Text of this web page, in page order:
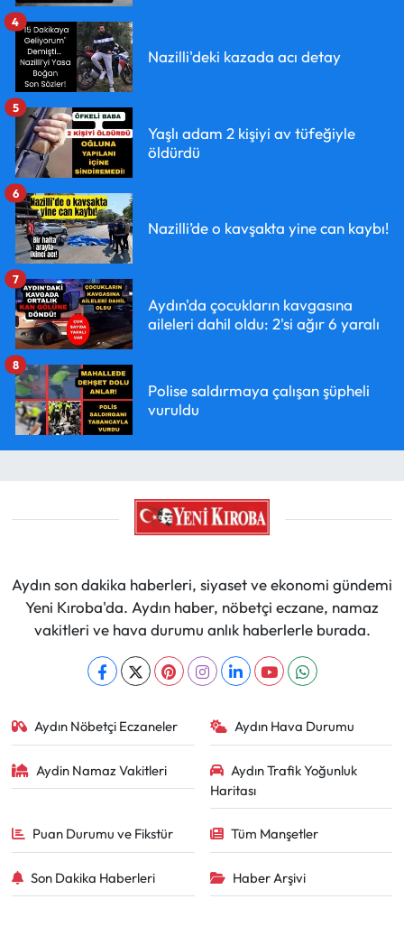
Nazilli'deki kazada acı detay
4
Yaşlı adam 2 kişiyi av tüfeğiyle
öldürdü
5
Nazilli’de o kavşakta yine can kaybı!
6
Aydın'da çocukların kavgasına
aileleri dahil oldu: 2'si ağır 6 yaralı
7
Polise saldırmaya çalışan şüpheli
vuruldu
8
Aydın son dakika haberleri, siyaset ve ekonomi gündemi
Yeni Kıroba'da. Aydın haber, nöbetçi eczane, namaz
vakitleri ve hava durumu anlık haberlerle burada.
Aydın Nöbetçi Eczaneler Aydın Hava Durumu
Aydin Namaz Vakitleri
Aydın Trafik Yoğunluk
Haritası
Puan Durumu ve Fikstür Tüm Manşetler
Son Dakika Haberleri Haber Arşivi